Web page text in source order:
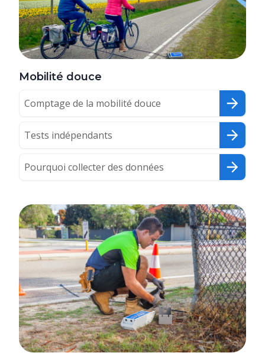
Mobilité douce
Comptage de la mobilité douce
Tests indépendants
Pourquoi collecter des données